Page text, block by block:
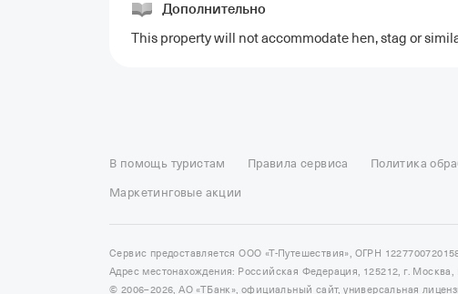
Дополнительно
This property will not accommodate hen, stag or
Отель Космос в Москве
Отель Президент Отель Рэдиссон в
Отели в Сочи Отели в Ярославле Отели в Абхазии Отели в
В помощь туристам Правила сервиса Политика
Маркетинговые акции
Сервис предоставляется ООО «Т-Путешествия», ОГРН
Адрес местонахождения: Российская Федерация, 125212, г.
© 2006–2026, АО «ТБанк», официальный сайт, универсальная